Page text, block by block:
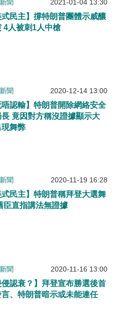
聞 2021-01-04 13:30
式民主】撐特朗普團體示威釀
4人被刺1人中槍
聞 2020-12-14 13:00
唔認輸】特朗普開除網絡安全
長 竟因對方稱沒證據顯示大
舞弊
聞 2020-11-19 16:28
式民主】特朗普稱拜登大選舞
臣直指講法無證據
聞 2020-11-16 13:00
侵認衰？】拜登宣布勝選後首
言、特朗普暗示或未能連任